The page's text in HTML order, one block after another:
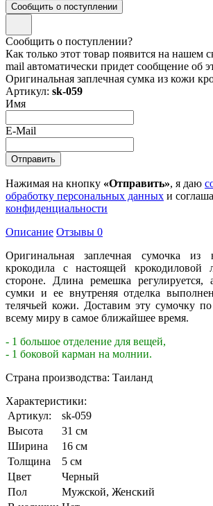
Сообщить о поступлении
Сообщить о поступлении?
Как только этот товар появится на нашем
mail автоматически придет сообщение об
Оригинальная заплечная сумка из кожи
Артикул: sk-059
Имя
E-Mail
Нажимая на кнопку «Отправить», я даю
обработку персональных данных и
конфиденциальности
Описание Отзывы 0
Оригинальная заплечная сумочка из
крокодила с настоящей крокодиловой
стороне. Длина ремешка регулируется,
сумки и ее внутреняя отделка
телячьей кожи. Доставим эту сумочку
всему миру в самое ближайшее время.
- 1 большое отделение для вещей,
- 1 боковой карман на молнии.
Страна производства: Таиланд
Характеристики:
Артикул:
sk-059
Высота
31 см
Ширина
16 см
Толщина
5 см
Цвет
Черный
Пол
Мужской, Женский